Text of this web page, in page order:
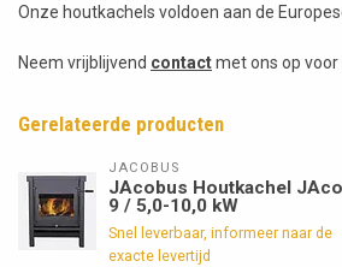
Onze houtkachels voldoen aan de
Neem vrijblijvend contactmet ons op
Gerelateerde producten
JACOBUS
JAcobus Houtkachel
9 / 5,0-10,0 kW
Snel leverbaar, informeer naar de
exacte levertijd